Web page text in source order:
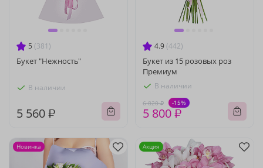
5 (381)
Букет "Нежность"
В наличии
5 560 ₽
4.9 (442)
Букет из 15 розовых роз
Премиум
В наличии
6 820 ₽ -15%
5 800 ₽
Новинка Акция